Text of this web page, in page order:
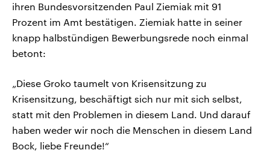
ihren Bundesvorsitzenden Paul Ziemiak mit 91
Prozent im Amt bestätigen. Ziemiak hatte in seiner
knapp halbstündigen Bewerbungsrede noch einmal
betont:
„Diese Groko taumelt von Krisensitzung zu
Krisensitzung, beschäftigt sich nur mit sich selbst,
statt mit den Problemen in diesem Land. Und darauf
haben weder wir noch die Menschen in diesem Land
Bock, liebe Freunde!“